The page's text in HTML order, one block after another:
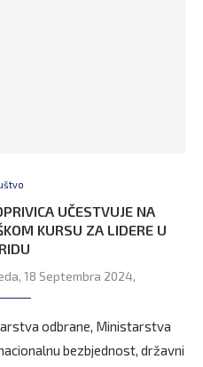
UČESTVUJE NA
KURSU ZA LIDERE U
18 Septembra 2024,
odbrane, Ministarstva
bezbjednost, državni